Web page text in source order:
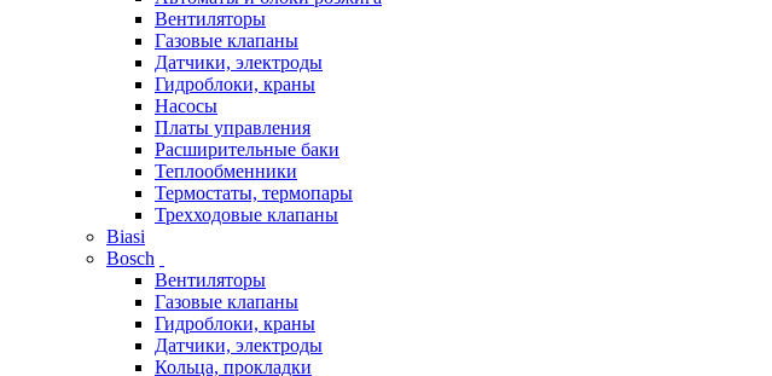
Вентиляторы
Газовые клапаны
Датчики, электроды
Гидроблоки, краны
Насосы
Платы управления
Расширительные баки
Теплообменники
Термостаты, термопары
Трехходовые клапаны
Biasi
Bosch
Вентиляторы
Газовые клапаны
Гидроблоки, краны
Датчики, электроды
Кольца, прокладки